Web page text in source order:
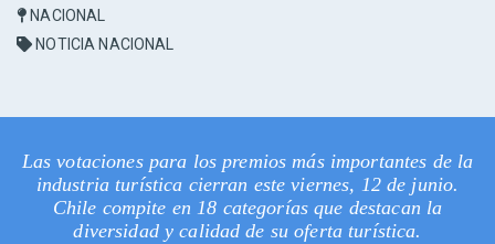
NACIONAL
NOTICIA NACIONAL
Las votaciones para los premios más importantes de la
industria turística cierran este viernes, 12 de junio.
Chile compite en 18 categorías que destacan la
diversidad y calidad de su oferta turística.